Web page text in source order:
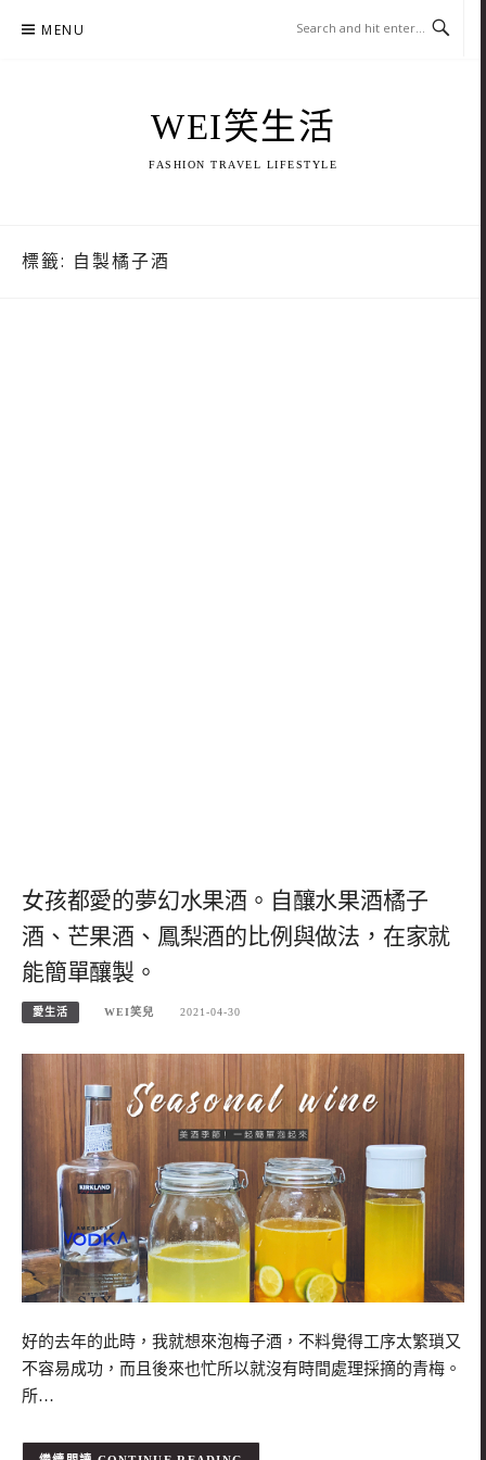
MENU
WEI笑生活
FASHION TRAVEL LIFESTYLE
標籤: 自製橘子酒
女孩都愛的夢幻水果酒。自釀水果酒橘子
酒、芒果酒、鳳梨酒的比例與做法，在家就
能簡單釀製。
愛生活 WEI笑兒 2021-04-30
好的去年的此時，我就想來泡梅子酒，不料覺得工序太繁瑣又
不容易成功，而且後來也忙所以就沒有時間處理採摘的青梅。
所…